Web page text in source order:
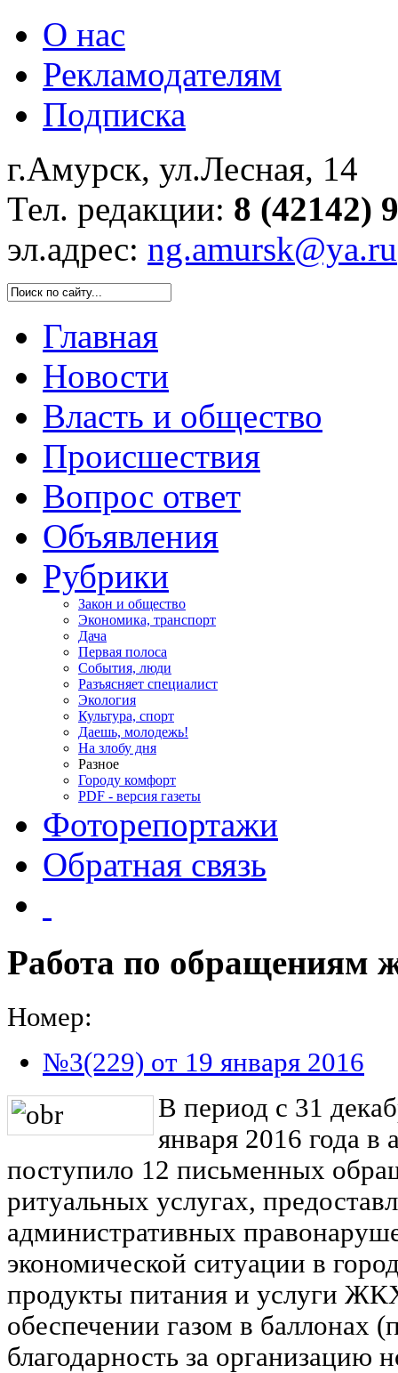
О нас
Рекламодателям
Подписка
г.Амурск, ул.Лесная, 14
Тел. редакции: 8 (42142)
эл.адрес: ng.amursk@ya.ru
Главная
Новости
Власть и общество
Происшествия
Вопрос ответ
Объявления
Рубрики
Закон и общество
Экономика, транспорт
Дача
Первая полоса
События, люди
Разъясняет специалист
Экология
Культура, спорт
Даешь, молодежь!
На злобу дня
Разное
Городу комфорт
PDF - версия газеты
Фоторепортажи
Обратная связь
Работа по обращениям
Номер:
№3(229) от 19 января 2016
В период с 31
января 2016 года
поступило 12 письменных
ритуальных услугах,
административных
экономической ситуации в
продукты питания и услуги
обеспечении газом в баллонах
благодарность за организацию